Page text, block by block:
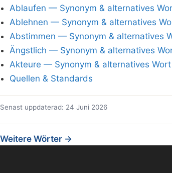
Ablaufen — Synonym & alternatives
Ablehnen — Synonym & alternatives
Abstimmen — Synonym & alternatives
Ängstlich — Synonym & alternatives
Akteure — Synonym & alternatives Wort
Quellen & Standards
Senast uppdaterad: 24 Juni 2026
Weitere Wörter →